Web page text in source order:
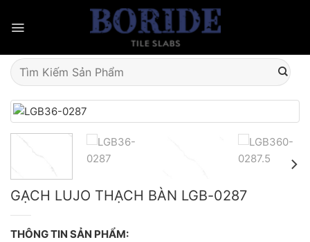
Tìm
kiếm:
GẠCH LUJO THẠCH BÀN LGB-0287
THÔNG TIN SẢN PHẨM: